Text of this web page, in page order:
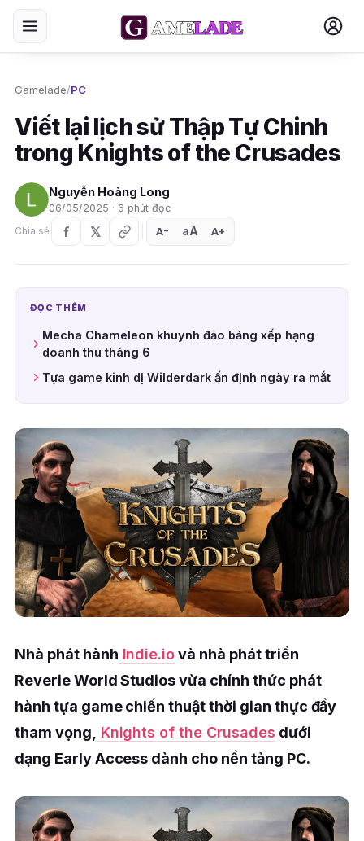
Gamelade/PC
Viết lại lịch sử Thập Tự Chinh
trong Knights of the Crusades
Nguyễn Hoàng Long
06/05/2025 · 6 phút đọc
Chia sẻ
A− aA A+
ĐỌC THÊM
Mecha Chameleon khuynh đảo bảng xếp hạng
doanh thu tháng 6
Tựa game kinh dị Wilderdark ấn định ngày ra mắt
Nhà phát hành Indie.iovà nhà phát triển
Reverie World Studios vừa chính thức phát
hành tựa game chiến thuật thời gian thực đầy
tham vọng,
Knights of the Crusades dưới
dạng Early Access dành cho nền tảng PC.